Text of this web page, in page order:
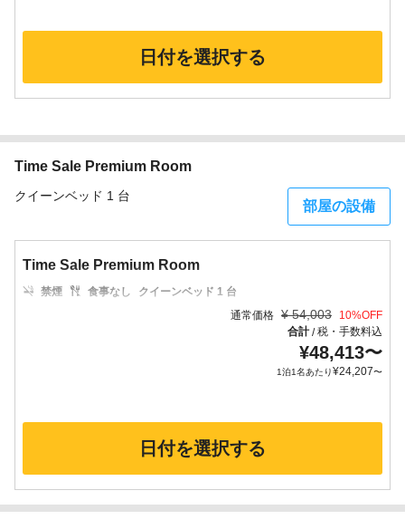
日付を選択する
Time Sale Premium Room
クイーンベッド 1 台
部屋の設備
Time Sale Premium Room
禁煙 食事なし
クイーンベッド 1 台
通常価格 ¥ 54,003 10%OFF
合計/税・手数料込
¥48,413〜
1泊1名あたり¥24,207〜
日付を選択する